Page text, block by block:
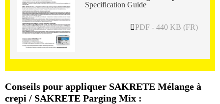
Specification Guide
PDF - 440 KB (FR)
Conseils pour appliquer SAKRETE Mélange à
crepi / SAKRETE Parging Mix :